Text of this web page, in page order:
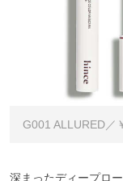
G001 ALLURED／
深まったディープロ